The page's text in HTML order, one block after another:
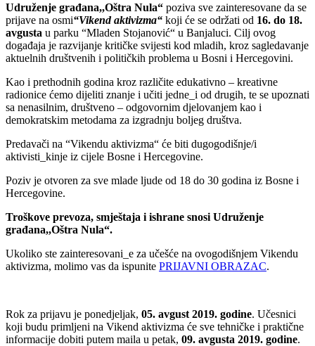
Udruženje građana,,Oštra Nula“ poziva sve zainteresovane da se
prijave na osmi“Vikend aktivizma“ koji će se održati od 16. do 18.
avgusta u parku “Mladen Stojanović“ u Banjaluci. Cilj ovog
događaja je razvijanje kritičke svijesti kod mladih, kroz sagledavanje
aktuelnih društvenih i političkih problema u Bosni i Hercegovini.
Kao i prethodnih godina kroz različite edukativno – kreativne
radionice ćemo dijeliti znanje i učiti jedne_i od drugih, te se upoznati
sa nenasilnim, društveno – odgovornim djelovanjem kao i
demokratskim metodama za izgradnju boljeg društva.
Predavači na “Vikendu aktivizma“ će biti dugogodišnje/i
aktivisti_kinje iz cijele Bosne i Hercegovine.
Poziv je otvoren za sve mlade ljude od 18 do 30 godina iz Bosne i
Hercegovine.
Troškove prevoza, smještaja i ishrane snosi Udruženje
građana,,Oštra Nula“.
Ukoliko ste zainteresovani_e za učešće na ovogodišnjem Vikendu
aktivizma, molimo vas da ispunite PRIJAVNI OBRAZAC.
Rok za prijavu je ponedjeljak, 05. avgust 2019. godine. Učesnici
koji budu primljeni na Vikend aktivizma će sve tehničke i praktične
informacije dobiti putem maila u petak, 09. avgusta 2019. godine.